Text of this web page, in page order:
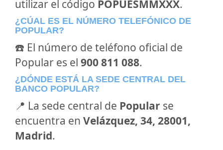
utilizar el código POPUESMMXXX.
¿CÚAL ES EL NÚMERO TELEFÓNICO DE
POPULAR?
☎️ El número de teléfono oficial de
Popular es el 900 811 088.
¿DÓNDE ESTÁ LA SEDE CENTRAL DEL
BANCO POPULAR?
📍 La sede central de Popular se
encuentra en Velázquez, 34, 28001,
Madrid.